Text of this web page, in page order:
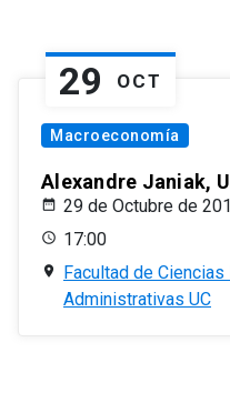
29 OCT
Macroeconomía
Alexandre Janiak,
29 de Octubre de
17:00
Facultad de
Administrativas UC